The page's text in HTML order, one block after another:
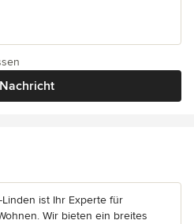
Nachricht
ist Ihr Experte für
Wir bieten ein breites